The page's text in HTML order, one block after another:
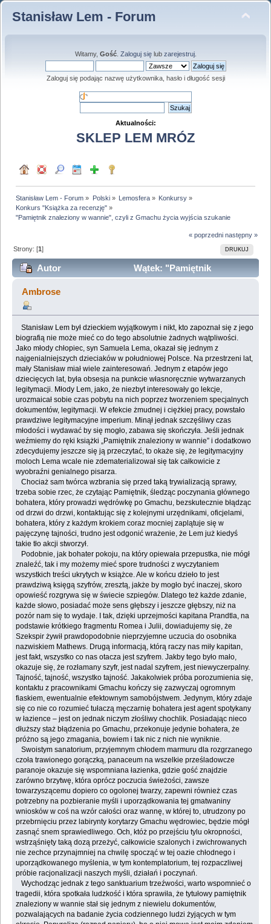
Stanisław Lem - Forum
Witamy, Gość. Zaloguj sięlub zarejestruj.
Zaloguj się podając nazwę użytkownika, hasło i długość sesji
Aktualności:
SKLEP LEM MRÓZ
Stanisław Lem - Forum » Polski» Lemosfera» Konkursy »
Konkurs "Książka za recenzję" »
"Pamiętnik znaleziony w wannie", czyli z Gmachu życia wyjścia szukanie
« poprzedni następny »
DRUKUJ
Strony: [1]
Autor
Wątek: "Pamiętnik
znaleziony w wannie", czyli z Gmachu życia wyjścia
szukanie (Przeczytany 86727 razy)
Ambrose
Stanisław Lem był dzieckiem wyjątkowym i nikt, kto zapoznał się z jego
biografią nie może mieć co do tego absolutnie żadnych wątpliwości.
Jako młody chłopiec, syn Samuela Lema, okazał się jednym z
najgenialniejszych dzieciaków w południowej Polsce. Na przestrzeni lat,
mały Stanisław miał wiele zainteresowań. Jednym z etapów jego
dziecięcych lat, była obsesja na punkcie własnoręcznie wytwarzanych
legitymacji. Młody Lem, jako, że niezbyt interesowały go lekcje,
urozmaicał sobie czas pobytu na nich poprzez tworzeniem specjalnych
dokumentów, legitymacji. W efekcie żmudnej i ciężkiej pracy, powstało
prawdziwe legitymacyjne imperium. Minął jednak szczęśliwy czas
młodości i wydawać by się mogło, zabawa się skończyła. Jeśli jednak
weźmiemy do ręki książki „Pamiętnik znaleziony w wannie” i dodatkowo
zdecydujemy jeszcze się ją przeczytać, to okaże się, że legitymacyjny
moloch Lema wcale nie zdematerializował się tak całkowicie z
wyobraźni genialnego pisarza.
Chociaż sam twórca wzbrania się przed taką trywializacją sprawy,
trzeba sobie rzec, że czytając Pamiętnik, śledząc poczynania głównego
bohatera, który prowadzi wędrówkę po Gmachu, bezskutecznie błądząc
od drzwi do drzwi, kontaktując się z kolejnymi urzędnikami, oficjelami,
bohatera, który z każdym krokiem coraz mocniej zaplątuje się w
pajęczynę tajności, trudno jest odgonić wrażenie, że Lem już kiedyś
takie tło akcji stworzył.
Podobnie, jak bohater pokoju, na który opiewała przepustka, nie mógł
znaleźć, tak i my możemy mieć spore trudności z wyczytaniem
wszystkich treści ukrytych w książce. Ale w końcu dzieło to jest
prawdziwą księgą szyfrów, zresztą, jakże by mogło być inaczej, skoro
opowieść rozgrywa się w świecie szpiegów. Dlatego też każde zdanie,
każde słowo, posiadać może sens głębszy i jeszcze głębszy, niż na
pozór nam się to wydaje. I tak, dzięki uprzejmości kapitana Prandtla, na
podstawie krótkiego fragmentu Romea i Julii, dowiadujemy się, że
Szekspir żywił prawdopodobnie nieprzyjemne uczucia do osobnika
nazwiskiem Mathews. Drugą informacją, którą raczy nas miły kapitan,
jest fakt, wszystko co nas otacza jest szyfrem. Jakby tego było mało,
okazuje się, że rozłamany szyfr, jest nadal szyfrem, jest niewyczerpalny.
Tajność, tajność, wszystko tajność. Jakakolwiek próba porozumienia się,
kontaktu z pracownikami Gmachu kończy się zazwyczaj ogromnym
fiaskiem, ewentualnie efektownym samobójstwem. Jedynym, który zdaje
się co nie co rozumieć tułaczą męczarnię bohatera jest agent spotykany
w łazience – jest on jednak niczym złośliwy chochlik. Posiadając nieco
dłuższy staż błądzenia po Gmachu, przekonuje jedynie bohatera, że
próżno są jego zmagania, bowiem i tak nic z nich nie wyniknie.
Swoistym sanatorium, przyjemnym chłodem marmuru dla rozgrzanego
czoła trawionego gorączką, panaceum na wszelkie prześladowcze
paranoje okazuje się wspomniana łazienka, gdzie gość znajdzie
zarówno brzytwę, która oprócz poczucia świeżości, zawsze
towarzyszącemu dopiero co ogolonej twarzy, zapewni również czas
potrzebny na pozbieranie myśli i uporządkowania tej gmatwaniny
wniosków w coś na wzór całości oraz wannę, w której to, utrudzony po
przebrnięciu przez labirynty korytarzy Gmachu wędrowiec, będzie mógł
zasnąć snem sprawiedliwego. Och, któż po przejściu tylu okropności,
wstrząśnięty taką dozą przeżyć, całkowicie szalonych i zwichrowanych
nie zechce przynajmniej na chwilę spocząć w tej oazie chłodnego i
uporządkowanego myślenia, w tym kontemplatorium, tej rozpaczliwej
próbie racjonalizacji naszych myśli, działań i poczynań.
Wychodząc jednak z tego sanktuarium trzeźwości, warto wspomnieć o
tragedii, która spotkała ludzkość i która sprawiła, że tytułowy pamiętnik
znaleziony w wannie stał się jednym z niewielu dokumentów,
pozwalających na badanie życia codziennego ludzi żyjących w tym